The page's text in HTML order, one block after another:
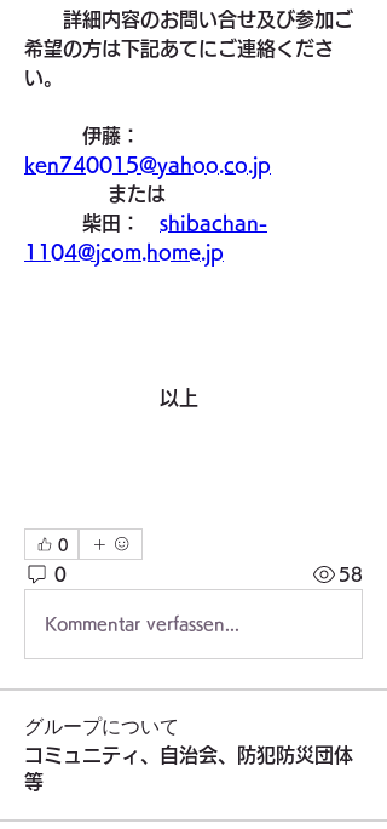
詳細内容のお問い合せ及び参加ご
希望の方は下記あてにご連絡くださ
い。
伊藤：
ken740015@yahoo.co.jp
または
柴田： shibachan-
1104@jcom.home.jp
以上
0
0 58
Kommentar verfassen...
グループについて
コミュニティ、自治会、防犯防災団体
等